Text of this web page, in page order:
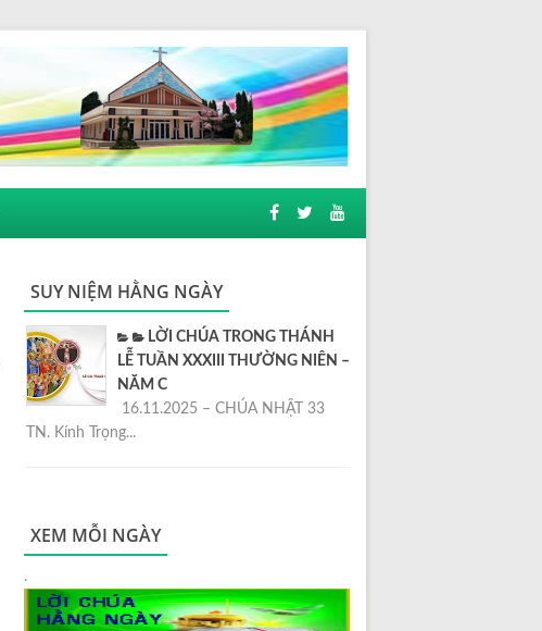
SUY NIỆM HẰNG NGÀY
LỜI CHÚA TRONG THÁNH
LỄ TUẦN XXXIII THƯỜNG NIÊN –
NĂM C
16.11.2025 – CHÚA NHẬT 33
TN. Kính Trọng...
XEM MỖI NGÀY
.